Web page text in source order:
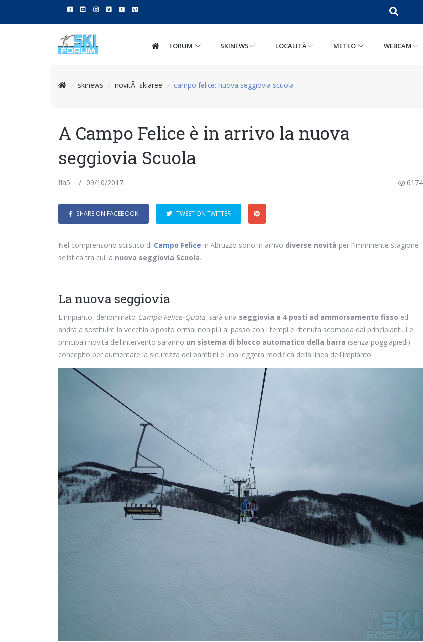
FORUM SKINEWS LOCALITÀ METEO WEBCAM
/ skinews / novitÃ skiaree / campo felice: nuova seggiovia scuola
A Campo Felice è in arrivo la nuova
seggiovia Scuola
fla5 / 09/10/2017 6174
SHARE ON FACEBOOK TWEET ON TWITTER
Nel comprensorio sciistico di Campo Felice in Abruzzo sono in arrivo diverse novità per l'imminente stagione
sciistica tra cui la nuova seggiovia Scuola.
La nuova seggiovia
L'impianto, denominato Campo Felice-Quota, sarà una seggiovia a 4 posti ad ammorsamento fisso ed
andrà a sostituire la vecchia biposto ormai non più al passo con i tempi e ritenuta scomoda dai principianti. Le
principali novità dell'intervento saranno un sistema di blocco automatico della barra (senza poggiapiedi)
concepito per aumentare la sicurezza dei bambini e una leggera modifica della linea dell'impianto.